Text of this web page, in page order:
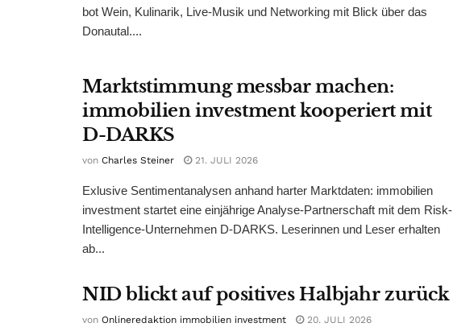
bot Wein, Kulinarik, Live-Musik und Networking mit Blick über das
Donautal....
Marktstimmung messbar machen:
immobilien investment kooperiert mit
D-DARKS
von Charles Steiner 21. JULI 2026
Exlusive Sentimentanalysen anhand harter Marktdaten: immobilien
investment startet eine einjährige Analyse-Partnerschaft mit dem Risk-
Intelligence-Unternehmen D-DARKS. Leserinnen und Leser erhalten
ab...
NID blickt auf positives Halbjahr zurück
von Onlineredaktion immobilien investment 20. JULI 2026